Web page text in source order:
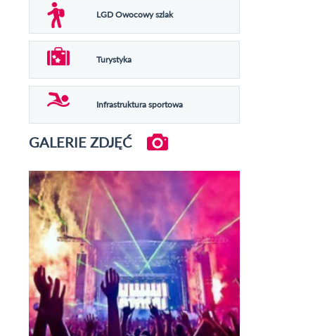
LGD Owocowy szlak
Turystyka
Infrastruktura sportowa
GALERIE ZDJĘĆ